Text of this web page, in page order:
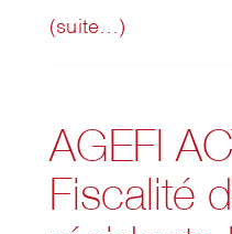
(suite…)
AGEFI
Fiscalité